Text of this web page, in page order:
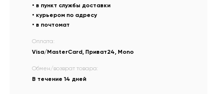
• в пункт службы доставки
• курьером по адресу
• в почтомат
Оплата:
Visa/MasterCard, Приват24, Mono
Обмен/возврат товара:
В течение 14 дней